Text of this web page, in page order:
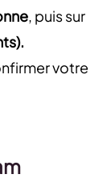
, puis sur
votre